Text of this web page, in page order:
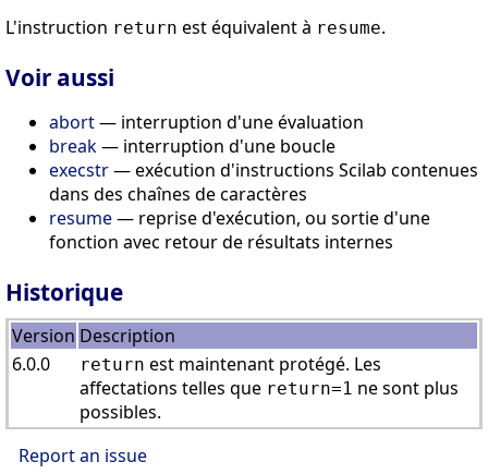
L'instruction return est équivalent à resume.
Voir aussi
abort— interruption d'une évaluation
break— interruption d'une boucle
execstr— exécution d'instructions Scilab contenues
dans des chaînes de caractères
resume— reprise d'exécution, ou sortie d'une
fonction avec retour de résultats internes
Historique
Version Description
6.0.0
return est maintenant protégé. Les
affectations telles que return=1 ne sont plus
possibles.
Report an issue